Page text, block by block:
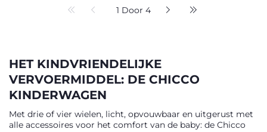
1 Door 4
HET KINDVRIENDELIJKE
VERVOERMIDDEL: DE CHICCO
KINDERWAGEN
Met drie of vier wielen, licht, opvouwbaar en uitgerust met
alle accessoires voor het comfort van de baby: de Chicco